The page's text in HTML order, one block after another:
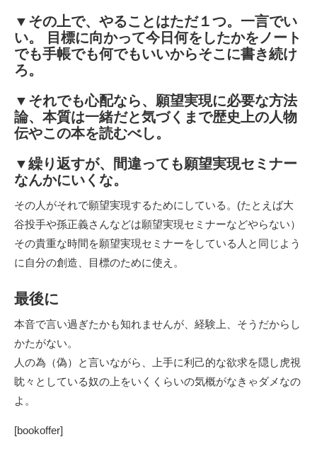
▼その上で、やることはただ１つ。一言でい
い。 目標に向かって今日何をしたかをノート
でも手帳でも何でもいいからそこに書き続け
ろ。
▼それでも心配なら、願望実現に必要な方法
論、本質は一緒だと気づくまで歴史上の人物
伝やこの本を読むべし。
▼繰り返すが、間違っても願望実現セミナー
なんかにいくな。
その人がそれで願望実現するためにしている。(たとえば大
谷投手や孫正義さんなどは願望実現セミナーなどやらない）
その貴重な時間を願望実現セミナーをしている人と同じよう
に自分の創造、目標のために使え。
最後に
本音で言い過ぎたかも知れませんが、経験上、そうだからし
かたがない。
人の為（偽）と言いながら、上手に利己的な欲求を隠し虎視
眈々としている奴の上をいくくらいの気概がなきゃダメなの
よ。
[bookoffer]